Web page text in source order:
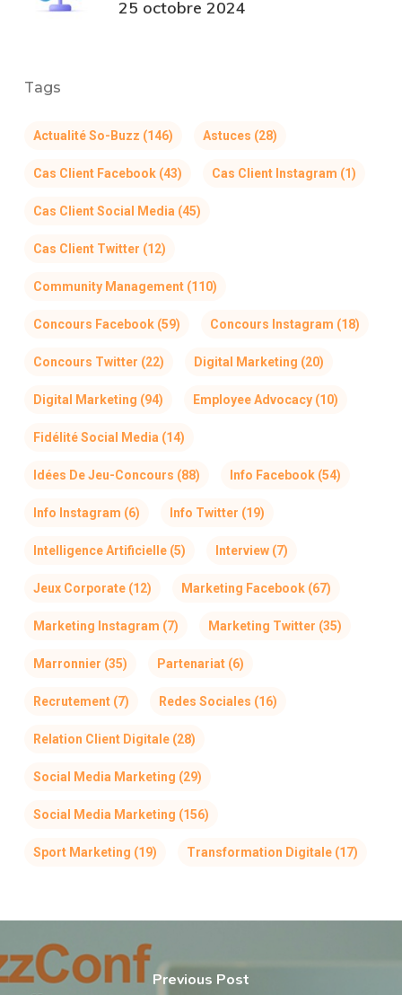
25 octobre 2024
Tags
Actualité So-Buzz (146) Astuces (28)
Cas Client Facebook(43) Cas Client Instagram (1)
Cas Client Social Media (45)
Cas Client Twitter (12)
Community Management(110)
Concours Facebook(59) Concours Instagram (18)
Concours Twitter (22) Digital Marketing (20)
Digital Marketing (94) Employee Advocacy(10)
Fidélité Social Media (14)
Idées De Jeu-Concours (88) Info Facebook(54)
Info Instagram (6) Info Twitter (19)
Intelligence Artificielle(5) Interview(7)
Jeux Corporate(12) Marketing Facebook(67)
Marketing Instagram (7) Marketing Twitter (35)
Marronnier (35) Partenariat(6)
Recrutement(7) Redes Sociales (16)
Relation Client Digitale(28)
Social Media Marketing (29)
Social Media Marketing (156)
Sport Marketing (19) Transformation Digitale(17)
Previous Post